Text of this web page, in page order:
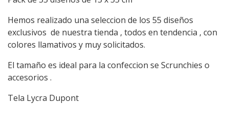
Hemos realizado una seleccion de los 55 diseños
exclusivos de nuestra tienda , todos en tendencia , con
colores llamativos y muy solicitados.
El tamaño es ideal para la confeccion se Scrunchies o
accesorios .
Tela Lycra Dupont